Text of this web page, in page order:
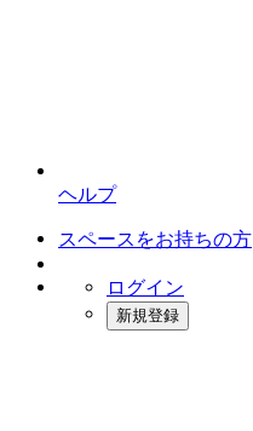
ヘルプ
スペースをお持ちの方
ログイン
新規登録